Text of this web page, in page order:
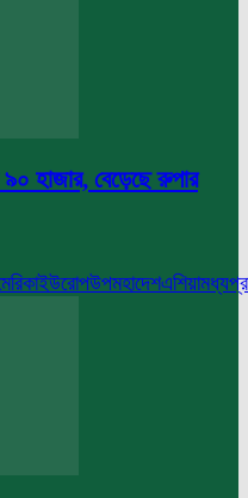
হাজার, বেড়েছে রুপার
ইউরোপউপমহাদেশএশিয়া